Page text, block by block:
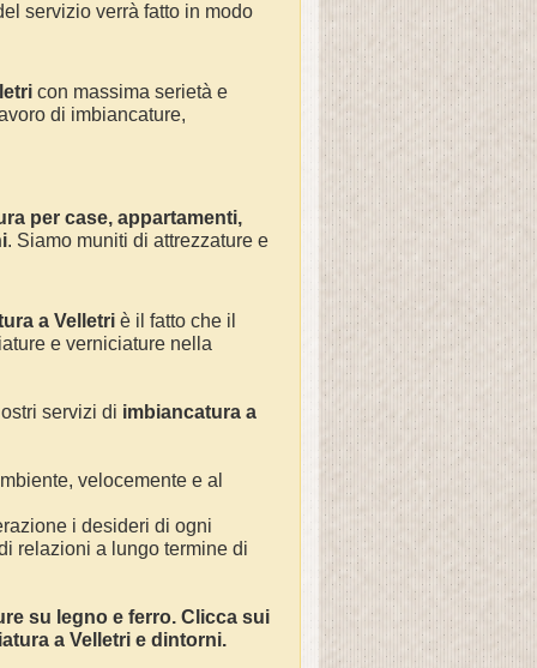
servizio verrà fatto in modo
con massima serietà e
di imbiancature,
per case, appartamenti,
. Siamo muniti di attrezzature e
a Velletri è il fatto che il
e verniciature nella
servizi di imbiancatura a
velocemente e al
i desideri di ogni
relazioni a lungo termine di
su legno e ferro. Clicca sui
a Velletri e dintorni.